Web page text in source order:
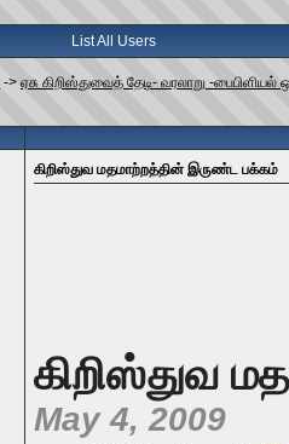
List All Users
-> ஏசு கிறிஸ்துவைத் தேடி- வரலாறு -பைபிளியல்
கிறிஸ்துவ மதமாற்றத்தின் இருண்ட பக்கம்
கிறிஸ்துவ
May 4, 2009